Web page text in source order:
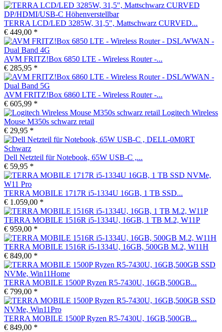
TERRA LCD/LED 3285W, 31,5", Mattschwarz CURVED...
€ 449,00 *
AVM FRITZ!Box 6850 LTE - Wireless Router -...
€ 285,95 *
AVM FRITZ!Box 6860 LTE - Wireless Router -...
€ 605,99 *
Logitech Wireless
Mouse M350s schwarz retail
€ 29,95 *
Dell Netzteil für Notebook, 65W USB-C ,...
€ 59,95 *
TERRA MOBILE 1717R i5-1334U 16GB, 1 TB SSD...
€ 1.059,00 *
TERRA MOBILE 1516R i5-1334U, 16GB, 1 TB M.2, W11P
€ 959,00 *
TERRA MOBILE 1516R i5-1334U, 16GB, 500GB M.2, W11H
€ 849,00 *
TERRA MOBILE 1500P Ryzen R5-7430U, 16GB,500GB...
€ 799,00 *
TERRA MOBILE 1500P Ryzen R5-7430U, 16GB,500GB...
€ 849,00 *